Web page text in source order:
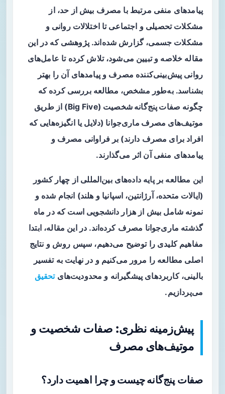
پیامدهای منفی مرتبط با مصرف بیش از حد، از
مشکلات تحصیلی و اجتماعی تا اختلالات روانی و
مشکلات جسمی، گزارش شده‌اند. پژوهشی که در این
مقاله خلاصه و تبیین می‌شود، تلاش کرده تا عامل‌های
روانی پیش‌بینی‌کننده مصرف و پیامدهای آن را بهتر
بشناسد. به‌طور مشخص، مطالعه بررسی کرده که
چگونه صفات پنج‌گانه شخصیت (Big Five) از طریق
موتیف‌های مصرف ماری‌جوانا (دلایل یا انگیزه‌هایی که
افراد برای مصرف دارند) بر فراوانی مصرف و
پیامدهای منفی آن اثر می‌گذارند.
این مطالعه بر پایه داده‌های بین‌المللی از چهار کشور
(ایالات متحده، آرژانتین، اسپانیا و هلند) انجام شده و
نمونه شامل بیش از هزار دانشجویی است که در ماه
گذشته ماری‌جوانا مصرف کرده‌اند. در این مقاله، ابتدا
مفاهیم کلیدی را توضیح می‌دهیم، سپس روش و نتایج
اصلی مطالعه را مرور می‌کنیم و در نهایت به تفسیر
بالینی، کاربردهای پیشگیرانه و محدودیت‌هایتحقیق
می‌پردازیم.
پیش‌زمینه نظری: صفات شخصیت و
موتیف‌های مصرف
صفات پنج‌گانه چیست و چرا اهمیت دارد؟